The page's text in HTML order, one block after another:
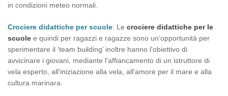
in condizioni meteo normali.
Crociere didattiche per scuole: Le crociere didattiche per le
scuole e quindi per ragazzi e ragazze sono un’opportunità per
sperimentare il ‘team building’ inoltre hanno l'obiettivo di
avvicinare i giovani, mediante l'affiancamento di un istruttore di
vela esperto, all'iniziazione alla vela, all'amore per il mare e alla
cultura marinara.